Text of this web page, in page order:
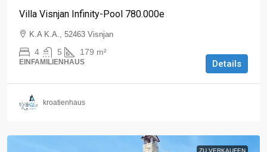
Villa Visnjan Infinity-Pool 780.000e
K.A K.A., 52463 Visnjan
4 5 179 m²
EINFAMILIENHAUS Details
kroatienhaus
ZU VERKAUFEN